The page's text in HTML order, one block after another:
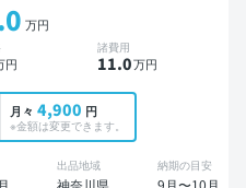
万円
円
諸費用
11.0万円
月々 4,900 円
※金額は変更できます。
出品地域
神奈川県
納期の目安
9月〜10月